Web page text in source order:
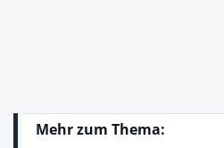
Mehr zum Thema: